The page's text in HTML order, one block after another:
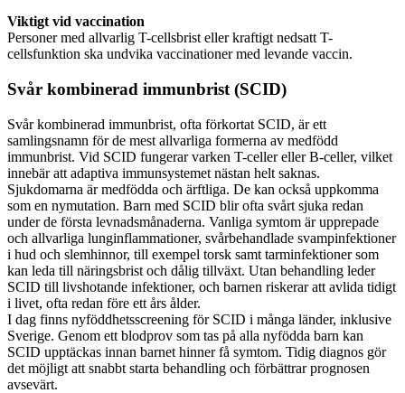
Viktigt vid vaccination
Personer med allvarlig T-cellsbrist eller kraftigt nedsatt T-
cellsfunktion ska undvika vaccinationer med levande vaccin.
Svår kombinerad immunbrist (SCID)
Svår kombinerad immunbrist, ofta förkortat SCID, är ett
samlingsnamn för de mest allvarliga formerna av medfödd
immunbrist. Vid SCID fungerar varken T-celler eller B-celler, vilket
innebär att adaptiva immunsystemet nästan helt saknas.
Sjukdomarna är medfödda och ärftliga. De kan också uppkomma
som en nymutation. Barn med SCID blir ofta svårt sjuka redan
under de första levnadsmånaderna. Vanliga symtom är upprepade
och allvarliga lunginflammationer, svårbehandlade svampinfektioner
i hud och slemhinnor, till exempel torsk samt tarminfektioner som
kan leda till näringsbrist och dålig tillväxt. Utan behandling leder
SCID till livshotande infektioner, och barnen riskerar att avlida tidigt
i livet, ofta redan före ett års ålder.
I dag finns nyföddhetsscreening för SCID i många länder, inklusive
Sverige. Genom ett blodprov som tas på alla nyfödda barn kan
SCID upptäckas innan barnet hinner få symtom. Tidig diagnos gör
det möjligt att snabbt starta behandling och förbättrar prognosen
avsevärt.